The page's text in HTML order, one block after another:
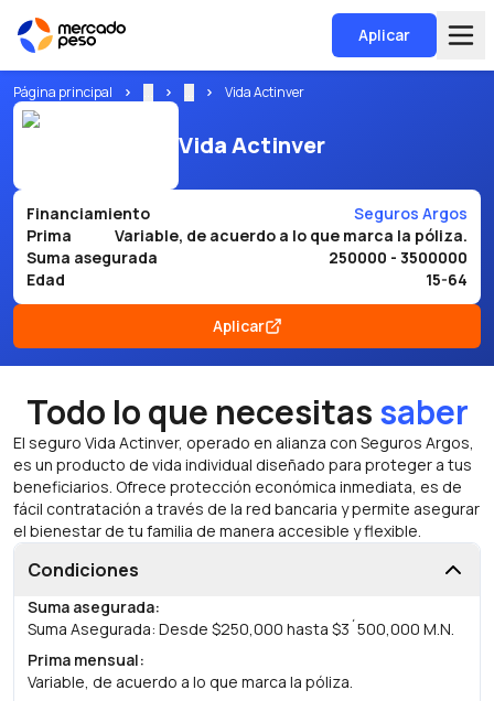
Aplicar
Página principal Vida Actinver
Vida Actinver
Financiamiento
Seguros Argos
Prima
Variable, de acuerdo a lo que marca la póliza.
Suma asegurada
250000 - 3500000
Edad
15-64
Aplicar
Todo lo que necesitassaber
El seguro Vida Actinver, operado en alianza con Seguros Argos,
es un producto de vida individual diseñado para proteger a tus
beneficiarios. Ofrece protección económica inmediata, es de
fácil contratación a través de la red bancaria y permite asegurar
el bienestar de tu familia de manera accesible y flexible.
Condiciones
Suma asegurada:
Suma Asegurada: Desde $250,000 hasta $3´500,000 M.N.
Prima mensual:
Variable, de acuerdo a lo que marca la póliza.